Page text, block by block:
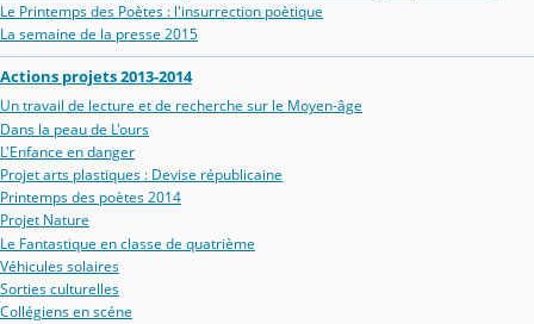
Le Printemps des Poètes : l'insurrection poètique
La semaine de la presse 2015
Actions projets 2013-2014
Un travail de lecture et de recherche sur le Moyen-âge
Dans la peau de L'ours
L'Enfance en danger
Projet arts plastiques : Devise républicaine
Printemps des poètes 2014
Projet Nature
Le Fantastique en classe de quatrième
Véhicules solaires
Sorties culturelles
Collégiens en scéne